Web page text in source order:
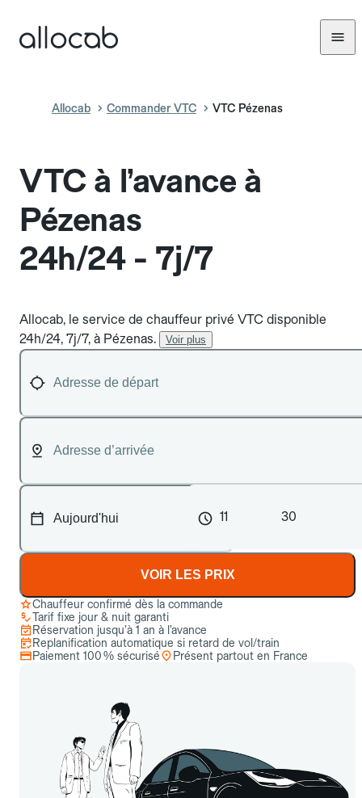
Allocab Commander VTC VTC Pézenas
VTC à l’avance à
Pézenas
24h/24 - 7j/7
Allocab, le service de chauffeur privé VTC disponible
24h/24, 7j/7, à Pézenas.
Voir plus
11 30
VOIR LES PRIX
Chauffeur confirmé dès la commande
Tarif fixe jour & nuit garanti
Réservation jusqu’à 1 an à l’avance
Replanification automatique si retard de vol/train
Paiement 100 % sécurisé
Présent partout en France